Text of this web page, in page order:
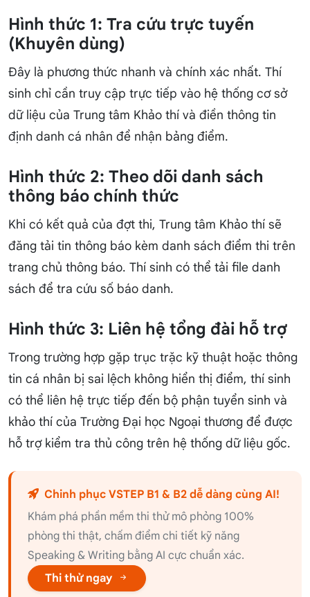
Hình thức 1: Tra cứu trực tuyến
(Khuyên dùng)
Đây là phương thức nhanh và chính xác nhất. Thí
sinh chỉ cần truy cập trực tiếp vào hệ thống cơ sở
dữ liệu của Trung tâm Khảo thí và điền thông tin
định danh cá nhân để nhận bảng điểm.
Hình thức 2: Theo dõi danh sách
thông báo chính thức
Khi có kết quả của đợt thi, Trung tâm Khảo thí sẽ
đăng tải tin thông báo kèm danh sách điểm thi trên
trang chủ thông báo. Thí sinh có thể tải file danh
sách để tra cứu số báo danh.
Hình thức 3: Liên hệ tổng đài hỗ trợ
Trong trường hợp gặp trục trặc kỹ thuật hoặc thông
tin cá nhân bị sai lệch không hiển thị điểm, thí sinh
có thể liên hệ trực tiếp đến bộ phận tuyển sinh và
khảo thí của Trường Đại học Ngoại thương để được
hỗ trợ kiểm tra thủ công trên hệ thống dữ liệu gốc.
Chinh phục VSTEP B1 & B2 dễ dàng cùng AI!
Khám phá phần mềm thi thử mô phỏng 100%
phòng thi thật, chấm điểm chi tiết kỹ năng
Speaking & Writing bằng AI cực chuẩn xác.
Thi thử ngay